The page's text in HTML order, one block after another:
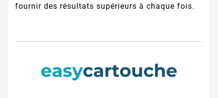
fournir des résultats supérieurs à chaque fois.